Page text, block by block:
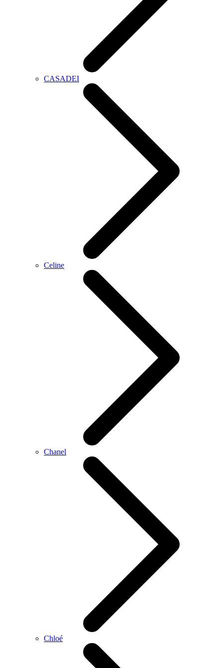
CASADEI
Celine
Chanel
Chloé